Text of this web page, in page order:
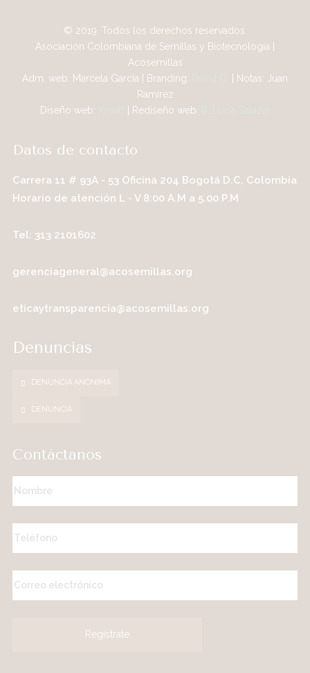
© 2019. Todos los derechos reservados.
Asociación Colombiana de Semillas y Biotecnología |
Acosemillas
Adm. web: Marcela García | Branding:
| Notas: Juan
Ramírez
Diseño web:
| Rediseño web:
Datos de contacto
Carrera 11 # 93A - 53 Oficina 204 Bogotá D.C, Colombia
Horario de atención L - V 8:00 A.M a 5.00 P.M
Tel: 313 2101602
gerenciageneral@acosemillas.org
eticaytransparencia@acosemillas.org
Denuncias
DENUNCIA ANONIMA
DENUNCIA
Contáctanos